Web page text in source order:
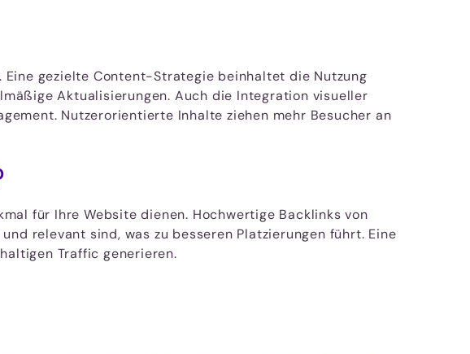
gezielte Content-Strategie beinhaltet die Nutzung
Aktualisierungen. Auch die Integration visueller
Nutzerorientierte Inhalte ziehen mehr Besucher an
für Ihre Website dienen. Hochwertige Backlinks von
relevant sind, was zu besseren Platzierungen führt. Eine
Traffic generieren.